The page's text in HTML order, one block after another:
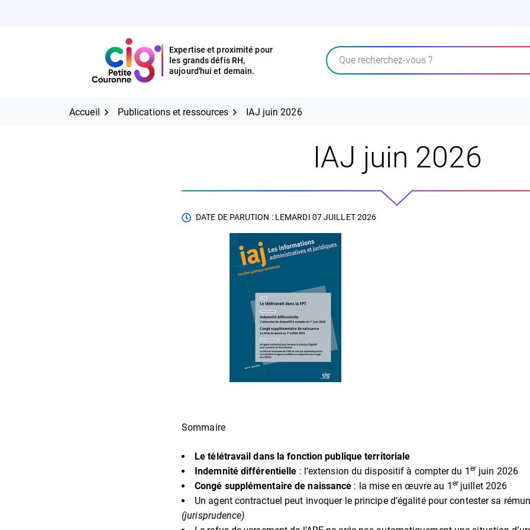
CIG Petite Couronne
Expertise et proximité pour
les grands défis RH,
aujourd'hui et demain.
Rechercher
CIG Petite Couronne
Expertise et proximité pour
les grands défis RH,
aujourd'hui et demain.
Accueil Publications et ressources IAJ juin 2026
IAJ juin 2026
DATE DE PARUTION : LEMARDI 07 JUILLET 2026
Sommaire
Le télétravail dans la fonction publique territoriale
Indemnité différentielle : l’extension du dispositif à compter du 1 erjuin 2026
Congé supplémentaire de naissance : la mise en œuvre au 1 er juillet 2026
Un agent contractuel peut invoquer le principe d’égalité pour contester sa
(jurisprudence)